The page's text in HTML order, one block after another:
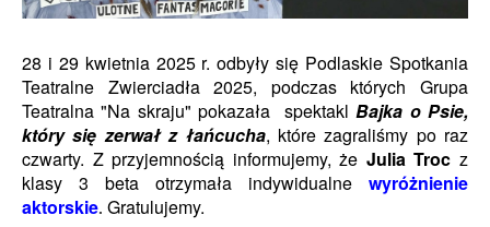
28 i 29 kwietnia 2025 r. odbyły się Podlaskie Spotkania
Teatralne Zwierciadła 2025, podczas których Grupa
Teatralna "Na skraju" pokazała spektaklBajka o Psie,
który się zerwał z łańcucha, które zagraliśmy po raz
czwarty. Z przyjemnością informujemy, że Julia Troc z
klasy 3 beta otrzymała indywidualne wyróżnienie
aktorskie. Gratulujemy.